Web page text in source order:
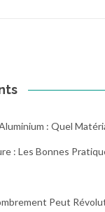
: Quel
: Les Bonnes
Peut